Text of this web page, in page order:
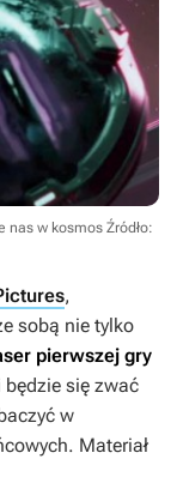
nas w kosmos Źródło:
,
sobą nie tylko
pierwszej gry
będzie się zwać
w
Materiał